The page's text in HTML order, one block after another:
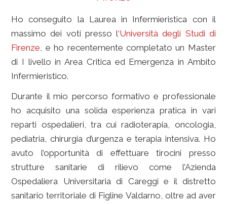
Ho conseguito la Laurea in Infermieristica con il
massimo dei voti presso l‘Università degli Studi di
Firenze, e ho recentemente completato un Master
di I livello in Area Critica ed Emergenza in Ambito
Infermieristico.
Durante il mio percorso formativo e professionale
ho acquisito una solida esperienza pratica in vari
reparti ospedalieri, tra cui radioterapia, oncologia,
pediatria, chirurgia d’urgenza e terapia intensiva. Ho
avuto l’opportunità di effettuare tirocini presso
strutture sanitarie di rilievo come l’Azienda
Ospedaliera Universitaria di Careggi e il distretto
sanitario territoriale di Figline Valdarno, oltre ad aver